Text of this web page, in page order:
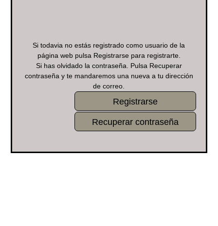
Si todavia no estás registrado como usuario de la
página web pulsa Registrarse para registrarte.
Si has olvidado la contraseña. Pulsa Recuperar
contraseña y te mandaremos una nueva a tu dirección
de correo.
Registrarse
Recuperar contraseña